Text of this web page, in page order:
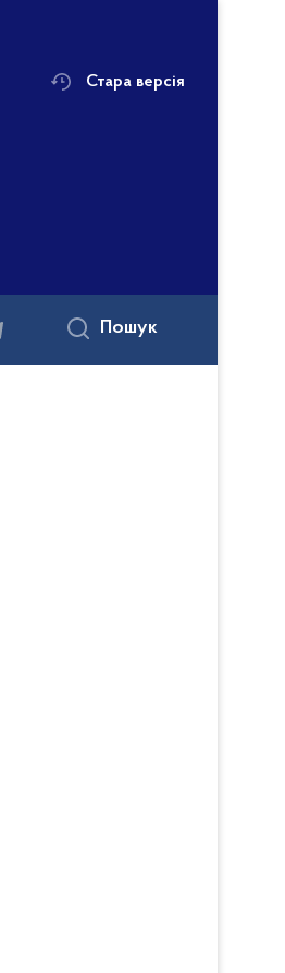
Стара версія
Пошук